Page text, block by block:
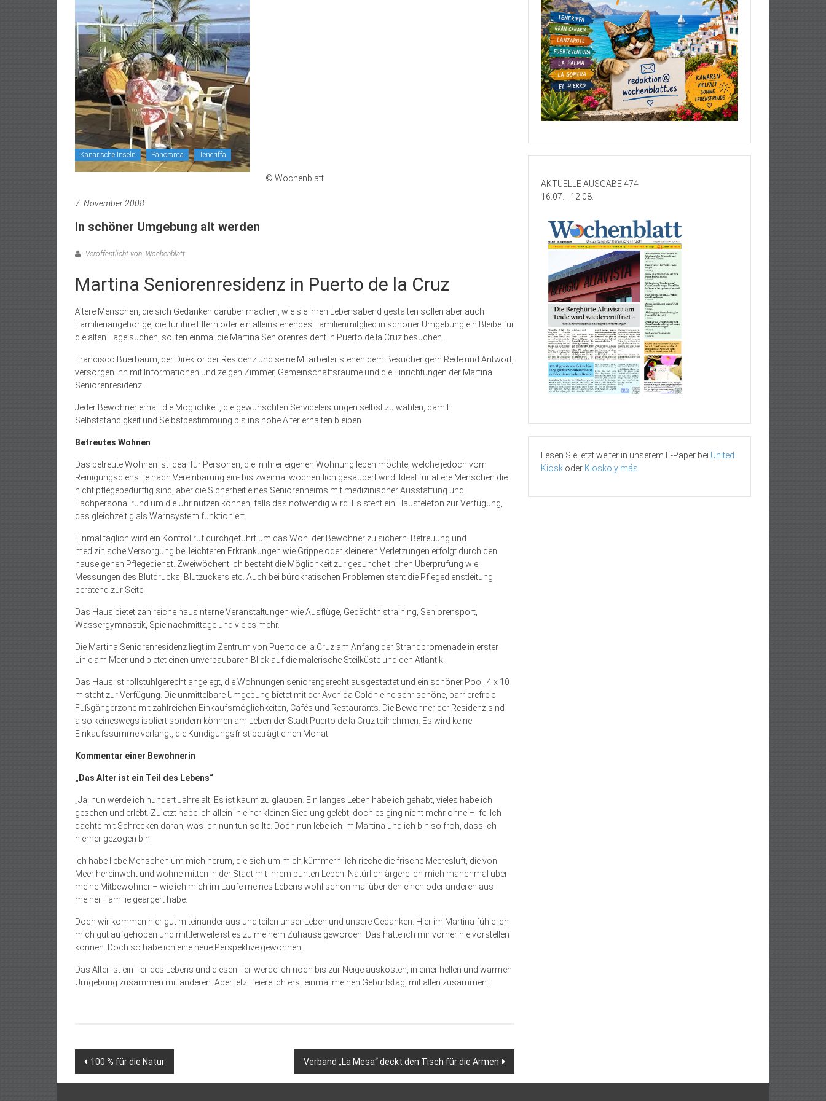
Kanarische Inseln Panorama Teneriffa
© Wochenblatt
7. November 2008
In schöner Umgebung alt werden
Veröffentlicht von: Wochenblatt
Martina Seniorenresidenz in Puerto de la Cruz
Ältere Menschen, die sich Gedanken darüber machen, wie sie ihren Lebensabend gestalten sollen aber auch
Familienangehörige, die für ihre Eltern oder ein alleinstehendes Familienmitglied in schöner Umgebung ein Bleibe für
die alten Tage suchen, sollten einmal die Martina Seniorenresident in Puerto de la Cruz besuchen.
Francisco Buerbaum, der Direktor der Residenz und seine Mitarbeiter stehen dem Besucher gern Rede und Antwort,
versorgen ihn mit Informationen und zeigen Zimmer, Gemeinschaftsräume und die Einrichtungen der Martina
Seniorenresidenz.
Jeder Bewohner erhält die Möglichkeit, die gewünschten Serviceleistungen selbst zu wählen, damit
Selbstständigkeit und Selbstbestimmung bis ins hohe Alter erhalten bleiben.
Betreutes Wohnen
Das betreute Wohnen ist ideal für Personen, die in ihrer eigenen Wohnung leben möchte, welche jedoch vom
Reinigungsdienst je nach Vereinbarung ein- bis zweimal wö­chentlich gesäubert wird. Ideal für ältere Menschen die
nicht pflegebedürftig sind, aber die Sicherheit eines Seniorenheims mit medizinischer Ausstattung und
Fachpersonal rund um die Uhr nutzen können, falls das notwendig wird. Es steht ein Haustelefon zur Verfügung,
das gleichzeitig als Warnsystem funktioniert.
Einmal täglich wird ein Kontrollruf durchgeführt um das Wohl der Bewohner zu sichern. Betreuung und
medizinische Versorgung bei leichteren Erkrankungen wie Grippe oder kleineren Verletzungen erfolgt durch den
hauseigenen Pflegedienst. Zweiwöchentlich besteht die Möglichkeit zur gesundheitlichen Überprüfung wie
Messungen des Blutdrucks, Blutzuckers etc. Auch bei bürokratischen Problemen steht die Pflegedienstleitung
beratend zur Seite.
Das Haus bietet zahlreiche hausinterne Veranstaltungen wie Ausflüge, Gedächtnistraining, Seniorensport,
Wassergymnastik, Spielnachmittage und vieles mehr.
Die Martina Seniorenresidenz liegt im Zentrum von Puerto de la Cruz am Anfang der Strandpromenade in erster
Linie am Meer und bietet einen unverbaubaren Blick auf die malerische Steilküste und den Atlantik.
Das Haus ist rollstuhlgerecht angelegt, die Wohnungen seniorengerecht ausgestattet und ein schöner Pool, 4 x 10
m steht zur Verfügung. Die unmittelbare Umgebung bietet mit der Avenida Colón eine sehr schöne, barrierefreie
Fußgängerzone mit zahlreichen Einkaufsmöglichkeiten, Cafés und Restaurants. Die Bewohner der Residenz sind
also keineswegs isoliert sondern können am Leben der Stadt Puerto de la Cruz teilnehmen. Es wird keine
Einkaufssumme verlangt, die Kündigungsfrist beträgt einen Monat.
Kommentar einer Bewohnerin
„Das Alter ist ein Teil des Lebens“
„Ja, nun werde ich hundert Jahre alt. Es ist kaum zu glauben. Ein langes Leben habe ich gehabt, vieles habe ich
gesehen und erlebt. Zuletzt habe ich allein in einer kleinen Siedlung gelebt, doch es ging nicht mehr ohne Hilfe. Ich
dachte mit Schrecken daran, was ich nun tun sollte. Doch nun lebe ich im Martina und ich bin so froh, dass ich
hierher gezogen bin.
Ich habe liebe Menschen um mich herum, die sich um mich kümmern. Ich rieche die frische Meeresluft, die von
Meer hereinweht und wohne mitten in der Stadt mit ihrem bunten Leben. Natürlich ärgere ich mich manchmal über
meine Mitbewohner – wie ich mich im Laufe meines Lebens wohl schon mal über den einen oder anderen aus
meiner Familie geärgert habe.
Doch wir kommen hier gut miteinander aus und teilen unser Leben und unsere Gedanken. Hier im Martina fühle ich
mich gut aufgehoben und mittlerweile ist es zu meinem Zuhause geworden. Das hätte ich mir vorher nie vorstellen
können. Doch so habe ich eine neue Perspektive gewonnen.
Das Alter ist ein Teil des Lebens und diesen Teil werde ich noch bis zur Neige auskos­ten, in einer hellen und warmen
Umgebung zusammen mit anderen. Aber jetzt feiere ich erst einmal meinen Geburtstag, mit allen zusammen.“
Beitragsnavigation
100 % für die Natur Verband „La Mesa“ deckt den Tisch für die Armen
AKTUELLE AUSGABE 474
16.07. - 12.08.
Lesen Sie jetzt weiter in unserem E-Paper bei United
Kiosk oder Kiosko y más